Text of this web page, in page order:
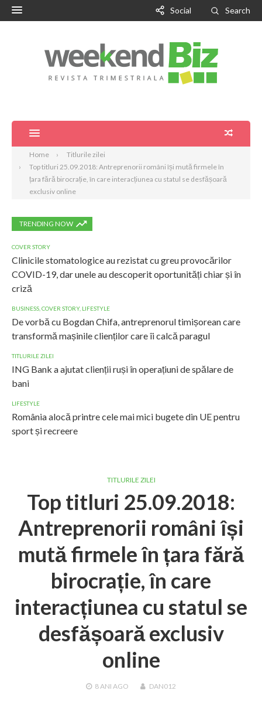
Social Search
Home
Titlurile zilei
Top titluri 25.09.2018: Antreprenorii români își mută firmele în
țara fără birocrație, în care interacțiunea cu statul se desfășoară
exclusiv online
TRENDING NOW
COVER STORY
Clinicile stomatologice au rezistat cu greu provocărilor
COVID-19, dar unele au descoperit oportunități chiar și în
criză
BUSINESS COVER STORY, LIFESTYLE
De vorbă cu Bogdan Chifa, antreprenorul timișorean care
transformă mașinile clienților care îi calcă paragul
TITLURILE ZILEI
ING Bank a ajutat clienții ruși în operațiuni de spălare de
bani
LIFESTYLE
România alocă printre cele mai mici bugete din UE pentru
sport și recreere
TITLURILE ZILEI
Top titluri 25.09.2018:
Antreprenorii români își
mută firmele în țara fără
birocrație, în care
interacțiunea cu statul se
desfășoară exclusiv
online
8 ANI AGO DAN012